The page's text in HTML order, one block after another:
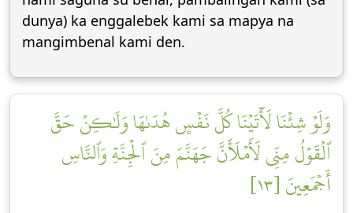
dunya) ka enggalebek kami sa mapya na
mangimbenal kami den.
وَلَوۡ شِئۡنَا لَأٓتَيۡنَا كُلَّ نَفۡسٍ هُدَىٰهَا وَلَٰكِنۡ حَقَّ
ٱلۡقَوۡلُ مِنِّي لَأَمۡلَأَنَّ جَهَنَّمَ مِنَ ٱلۡجِنَّةِ وَٱلنَّاسِ
أَجۡمَعِينَ [١٣]